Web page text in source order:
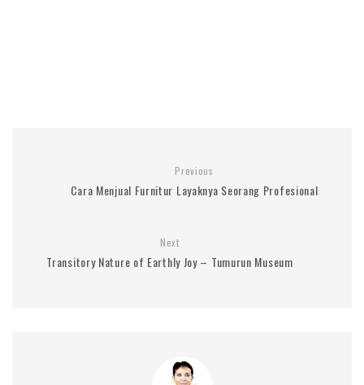
Previous
Cara Menjual Furnitur Layaknya Seorang Profesional
Next
Transitory Nature of Earthly Joy – Tumurun Museum